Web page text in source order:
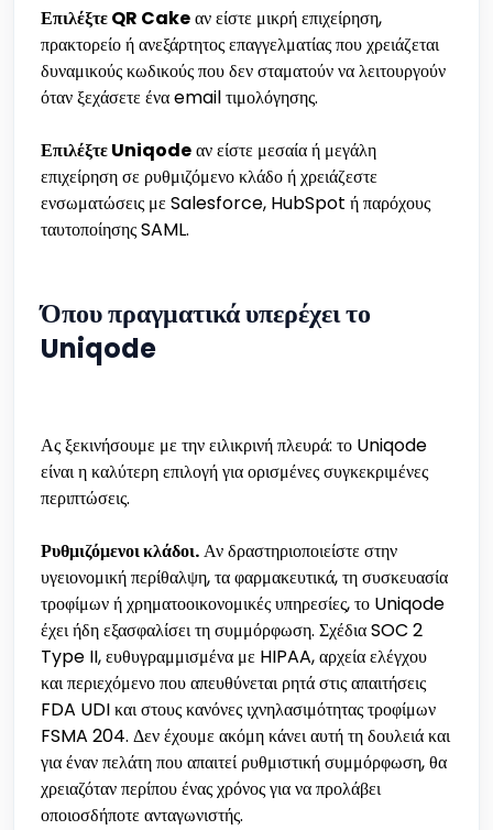
Επιλέξτε QR Cakeαν είστε μικρή επιχείρηση,
πρακτορείο ή ανεξάρτητος επαγγελματίας που χρειάζεται
δυναμικούς κωδικούς που δεν σταματούν να λειτουργούν
όταν ξεχάσετε ένα email τιμολόγησης.
Επιλέξτε Uniqodeαν είστε μεσαία ή μεγάλη
επιχείρηση σε ρυθμιζόμενο κλάδο ή χρειάζεστε
ενσωματώσεις με Salesforce, HubSpot ή παρόχους
ταυτοποίησης SAML.
Όπου πραγματικά υπερέχει το
Uniqode
Ας ξεκινήσουμε με την ειλικρινή πλευρά: το Uniqode
είναι η καλύτερη επιλογή για ορισμένες συγκεκριμένες
περιπτώσεις.
Ρυθμιζόμενοι κλάδοι.Αν δραστηριοποιείστε στην
υγειονομική περίθαλψη, τα φαρμακευτικά, τη συσκευασία
τροφίμων ή χρηματοοικονομικές υπηρεσίες, το Uniqode
έχει ήδη εξασφαλίσει τη συμμόρφωση. Σχέδια SOC 2
Type II, ευθυγραμμισμένα με HIPAA, αρχεία ελέγχου
και περιεχόμενο που απευθύνεται ρητά στις απαιτήσεις
FDA UDI και στους κανόνες ιχνηλασιμότητας τροφίμων
FSMA 204. Δεν έχουμε ακόμη κάνει αυτή τη δουλειά και
για έναν πελάτη που απαιτεί ρυθμιστική συμμόρφωση, θα
χρειαζόταν περίπου ένας χρόνος για να προλάβει
οποιοσδήποτε ανταγωνιστής.